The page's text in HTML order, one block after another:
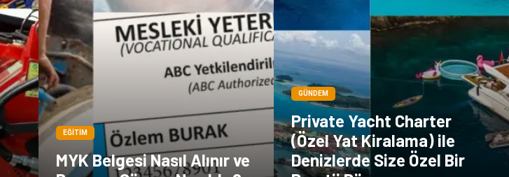
EĞITIM
MYK Belgesi Nasıl Alınır ve
GÜNDEM
Private Yacht Charter
(Özel Yat Kiralama) ile
Denizlerde Size Özel Bir